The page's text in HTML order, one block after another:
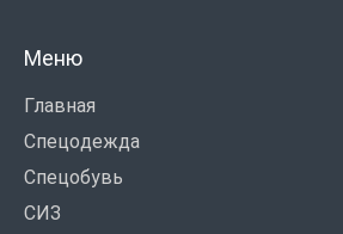
Меню
Главная
Спецодежда
Спецобувь
СИЗ